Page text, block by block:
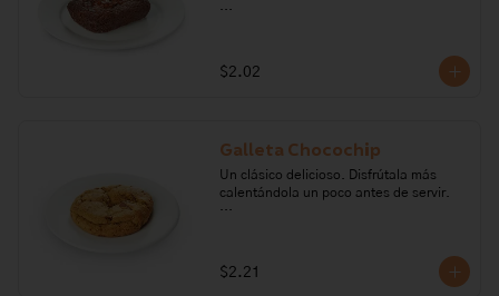
nueces, harina de trigo,  sal, vainilla,
azúcar, polvo para hornear, café.
$2.02
Galleta Chocochip
Un clásico delicioso. Disfrútala más
calentándola un poco antes de servir.
azúcar, huevo, panela, bicarbonato de
sodio y chocolate semiamargo.
$2.21